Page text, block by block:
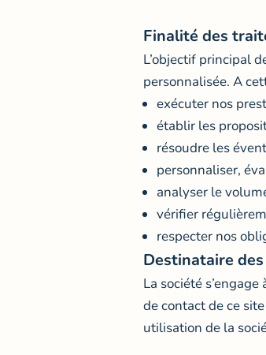
Finalité des
L’objectif principal
personnalisée. A
exécuter nos
établir les
résoudre les
personnaliser,
analyser le
vérifier
respecter nos
Destinataire
La société
de contact de ce
utilisation de la